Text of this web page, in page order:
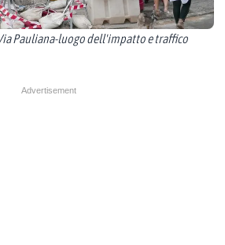
Pauliana-luogo dell'impatto e traffico